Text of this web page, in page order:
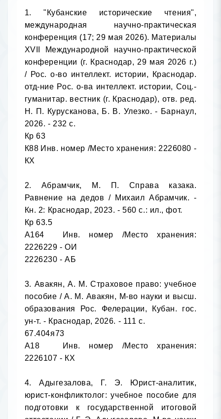
1. "Кубанские исторические чтения", международная научно-практическая конференция (17; 29 мая 2026). Материалы ХVII Международной научно-практической конференции (г. Краснодар, 29 мая 2026 г.) / Рос. о-во интеллект. истории, Краснодар. отд-ние Рос. о-ва интеллект. истории, Соц.-гуманитар. вестник (г. Краснодар), отв. ред. Н. П. Курусканова, Б. В. Улезко. - Барнаул, 2026. - 232 с.
Кр 63
К88	Инв. номер /Место хранения: 2226080 - КХ

2. Абрамчик, М. П. Справа казака. Равнение на дедов / Михаил Абрамчик. - Кн. 2: Краснодар, 2023. - 560 с.: ил., фот.
Кр 63.5
А164	Инв. номер /Место хранения: 2226229 - ОИ
2226230 - АБ

3. Авакян, А. М. Страховое право: учебное пособие / А. М. Авакян, М-во науки и высш. образования Рос. Фелерации, Кубан. гос. ун-т. - Краснодар, 2026. - 111 с.
67.404я73
А18	Инв. номер /Место хранения: 2226107 - КХ

4. Адыгезалова, Г. Э. Юрист-аналитик, юрист-конфликтолог: учебное пособие для подготовки к государственной итоговой аттестации / Г. Э. Адыгезалова, М-во науки и высш. образования Рос. Федерации, Кубан. гос. ун-т. - Краснодар, 2026. - 505 с.
67я73
А329	Инв. номер /Место хранения: 2226197 - КХ

5. Бжассо, А. А. Методические подходы к оценке факторов устойчивого развития организаций в условиях нестабильности экономики: монография / А. А. Бжассо, И. Г. Пивень, Т. И. Козюбро, М-во науки и высш. образования Рос. Федерации, ФГБОУ ВО "Кубан. гос. технол. ун-т". - Краснодар, 2026. - 199 с.
65.291
Б58	Инв. номер /Место хранения: 2226143 - КХ
2226144 - АБ

6. Бугаева, Н. А. Товароведение продовольственных товаров. Характеристика и экспертиза пищевых жиров, молока и молочных продуктов: учебное пособие / Н. А. Бугаева, М. Ю. Тамова, М-во науки и высш. образования Рос. Федерации, ФГБОУ ВО "Кубан. гос. технол. ун-т". - Краснодар, 2026. - 203 с.: ил
65.422я73
Б902	Инв. номер /Место хранения: 2226089 - КХ
2226090 - АБ

7. Воблая, И. Н. Мировая экономика и международные экономические отношения: учебно-методическое пособие / И. Н. Воблая, Т. А. Куткович, Новорос. фил. ФГОБУ ВО "Фин. ун-т при Правительстве Рос. Федерации" [и др.]. - Новороссийск, 2026. - 155 с.
65.5я73
В61	Инв. номер /Место хранения: 2226054 - КХ
2226055 - АБ
2226056 - АБ

8. Галицкая, Ю. Н. Экономический анализ: учебное пособие / Ю. Н. Галицкая, М-во науки и высш. образования Рос. Федерации, ФГБОУ ВО "Кубан. гос. технол. ун-т". - Краснодар, 2026. - 179 с.: ил
65.053я73
Г158	Инв. номер /Место хранения: 2226091 - КХ
2226092 - АБ

9. Диривянкина, М. С. Взаимодействие РКП(б) с сельским населением Кубано-Черноморской области при переходе от военного коммунизма к нэпу (1920-1924 гг.): монография / М. С. Диривянкина, М-во науки и высш. образования Рос. Федерации, Кубан. гос. ун-т. - Краснодар, 2026. - 201 с.
Кр 63.3(2)61
Д474	Инв. номер /Место хранения: 2226072 - КХ

10. Ильина, Т. В. Кадровая безопасность: учебное пособие / Т. В. Ильина, М-во науки и высш. образования Рос. Федерации, ФГБОУ ВО "Кубан. гос. технол. ун-т". - Краснодар, 2025. - 199 с.
65.291.6я73
И46	Инв. номер /Место хранения: 2226124 - КХ
2226125 - АБ

11. Искусственный интеллект и право: глобальные вызовы и угрозы в XXI веке: материалы Всероссийской научно-практической конференции 4 декабря 2025 года. г. Новороссийск / АНО ВО "Московский гуманитарно-экономический университет, Новорос. ин-т (филиал)". - Москва, 2026. - 197 с.
67
И868	Инв. номер /Место хранения: 2226051 - КХ
2226052 - АБ
2226053 - АБ

12. Клейменова, Ю. А. Особенности деятельности субъектов малого предпринимательства в промышленности: учебное пособие / Ю. А. Клейменова, Л. М. Осадчук, М-во науки и высш. образования Рос. Федерации, ФГБОУ ВО "Кубан. гос. технол. ун-т". - Краснодар, 2026. - 175 с.: ил
65.30я73
К481	Инв. номер /Место хранения: 2226083 - КХ
2226084 - АБ

13. Михайлова, Т. А. Отечественная социология спорта: научный опыт и исследовательские возможности: монография / Т. А. Михайлова, М-во науки и высш. образования Рос. Федерации, Кубан. гос. ун-т. - Краснодар, 2026. - 157 с.
60.5
М69	Инв. номер /Место хранения: 2226136 - КХ

14. Молодежь нашего города: субкультуры, движения, идеологии, практики: социологический путеводитель / Т. А. Хагуров, М. Е. Позднякова, А. Ю. Рожков [и др.], М-во науки и высш. образования Рос. Федерации, Рос. о-во социологов, Кубан. гос. ун-т. - Москва, 2026. - 355 с.: ил.
Кр 60.5
М754	Инв. номер /Место хранения: 2226077 - КХ

15. Наука и знание: роль науки и образования в обеспечении устойчивого будущего нации в условиях цифровизации: материалы VIII научно-практической (с международным участием) конференции 16-17 апреля 2026 года, г. Новороссийск / Новорос. ин-т (фил.) АНО ВО Моск. гуманитар.-экон. ун-та, под общ. ред. Л. А. Демидовой, Т. А. Куткович. - Новороссийск, 2026. - 127 с.
Кр 60
Н34	Инв. номер /Место хранения: 2226222 - КХ
2226223 - КХ
2226224 - КХ

16. Персональный маркетинг: учебное пособие / Г. Г. Вукович, Н. А. Кольцова, А. В. Островская, А. А. Цыганкова, М-во науки и высш. образования Рос. Федерации, Кубан. гос. ун-т. - Краснодар, 2026. - 166 с.
65.291.6я73
П278	Инв. номер /Место хранения: 2226184 - КХ

17. Правовые, экономические и гуманитарные вопросы современного развития общества: теоретические и прикладные исследования: сборник научных трудов / Авт. некоммерч. орг. высш. образования, Моск. гуманитарно-экон. ун-т, Новорос. ин-т (фил.). - Вып. 17: Новороссийск, 2026. - 155 с.
60
П685	Инв. номер /Место хранения: 2226209 - КХ
2226210 - АБ
2226211 - АБ

18. Региональный парламентаризм: настоящее и будущее: материалы III краевой межвузовской научно-практической конференции, г. Краснодар, 18 апреля 2022 г. / М-во науки и высш. образования Рос. Федерации, Кубан. гос. ун-т, редкол.: Т. А. Хагуров [и др.]. - Краснодар, 2024. - 136 с.
Кр 66.3(2Рос)
Р326	Инв. номер /Место хранения: 2226150 - КХ

19. Рудик, А. В. Казачий шляхъ Новороссийска / Андрей Рудик. - Ростов-на-Дону, 2026. - 240 с.: 40 с. ил.
Кр 63.3(2)
Р832	Инв. номер /Место хранения: 2226145 - КХ
2226146 - КО

20. Сидякина, А. Г. Герои казачьего края: Усть-Лабинский район / Анна Сидякина, АНО "Центр казачьей культуры "Казачья воля"". - Усть-Лабинск, 2025. - 140 с.: ил.
Кр 63.3(2)62
С347	Инв. номер /Место хранения: 2226141 - КХ

21. Творчество во имя Победы: культура и искусство в годы Великой Отечественной войны: сборник материалов II Всероссийской с международным участием научно-практической конференции (28 апреля 2026 г.) / Рос. военно-ист. о-во, М-во культуры Рос. Федерации, ФГБОУ ВО "Краснодар. гос. ин-т культуры". - Краснодар, 2026. - 241 с.
Кр 63.3(2)62
Т286	Инв. номер /Место хранения: 2226166 - КХ
2226167 - КХ
2226168 - КХ

22. Ткачева, Т. О. Истрия стран Восточной Азии (1940 - 1970 гг.): учебное пособие / Т. О. Ткачева, М. П. Безрученко, М-во науки и высш. образования Рос. Федерации, Кубан. гос. ун-т. - Краснодар, 2026. - 182 с.
63.3(5)я73
Т484	Инв. номер /Место хранения: 2226067 - КХ

23. Туристско-рекреационный комплекс в системе регионального развития: материалы XIV Международной научно-технической конференции. Сербия, г. Белград, 20-27 апреля 2026 г.) / М-во науки и высш. образования Рос. Федерации, Кубан. гос. ун-т. - Краснодар, 2026. - 518 с.: ил
Кр 65.433
Т878	Инв. номер /Место хранения: 2226074 - КХ

24. Уполномоченный по правам человека в Краснодарском крае. Доклад уполномоченного по правам человека в Краснодарском крае . - ... за 2024 год: Краснодар, 2025. - 228 с.
Кр 67.400
У671	Инв. номер /Место хранения: 2222898 - КХ
2222899 - КХ
2222900 - КХ

25. Уполномоченный по правам человека в Краснодарском крае. Доклад уполномоченного по правам человека в Краснодарском крае . - ... за 2025 год: Краснодар, 2026. - 201 с.: ил.
Кр 67.400
У-671	Инв. номер /Место хранения: 2226121 - КХ
2226122 - КХ
2226123 - КХ

26. Управление устойчивостью воспроизводственных процессов в промышленном плодоводстве и виноградарстве с использованием цифровых технологий: монография / Е. А. Егоров, Ж. А. Шадрина, Г. А. Кочьян [и др.], под ред. Е. А. Егорова; ФГБНУ "Сев.-Кавк. федер. науч. центр садоводства, виноградарства, виноделия". - Краснодар, 2025. - 144 с.
Кр 65.325.1
У677	Инв. номер /Место хранения: 2226213 - КХ

27. Хлабыстова, Н. В. Институциональные основы управления индивидуальными образовательными траекториями: учебное пособие / Н. В. Хлабыстова, Т. В. Куракова, М-во науки и высш. образования Рос. Федерации, ФГБОУ ВО "Кубан. гос. технол. ун-т". - Краснодар, 2026. - 211 с.
60.5я73
Х55	Инв. номер /Место хранения: 2226048 - КХ
2226049 - АБ

28. Шаповалов, С. Н. Ейский район: история и современность: монография / С. Н. Шаповалов, М-во науки и высш. образования Рос. Федерации, Кубан. гос. ун-т. - Краснодар, 2026. - 233 с.
Кр 63.3(2)
Ш241	Инв. номер /Место хранения: 2226070 - КО

29. Шнайдер, В. Г. Социальное пространство провинциального города первой половины ХХ в.: (из истории г. Армавира): монографический сборник / В. Г. Шнайдер. - Армавир, 2026. - 206 с.: ил.
Кр 63.3(2)
Ш76	Инв. номер /Место хранения: 2226204 - КХ

30. Экономическое развитие России: стратегии цифровой трансформации и технологического суверенитета: материалы Международной научно-практической конференции, Краснодар, 21–24 октября 2025 г. / М-во науки и высш. образования Рос. Федерации, Кубан. гос. ун-т, Экон. фак., под ред. И. В. Шевченко. - Т. 1: Краснодар, 2025. - 363 с.: ил., табл.
Кр 65.9(2Рос)
Э402	Инв. номер /Место хранения: 2226101 - КХ

31. Экономическое развитие России: стратегии цифровой трансформации и технологического суверенитета: материалы Международной научно-практической конференции, Краснодар, 21–24 октября 2025 г. / М-во науки и высш. образования Рос. Федерации, Кубан. гос. ун-т, Экон. фак., под ред. И. В. Шевченко. - Т. 2: Краснодар, 2025. - 400 с.: ил., табл.
Кр 65.9(2Рос)
Э402	Инв. номер /Место хранения: 2226102 - КХ

32. Экономическое развитие России: стратегии цифровой трансформации и технологического суверенитета: материалы Международной научно-практической конференции, Краснодар, 21–24 октября 2025 г. / М-во науки и высш. образования Рос. Федерации, Кубан. гос. ун-т, Экон. фак., под ред. И. В. Шевченко. - Т. 4: Краснодар, 2025. - 433 с.